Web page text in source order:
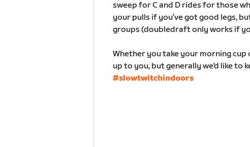
sweep for C and D rides for those
your pulls if you’ve got good legs,
groups (doubledraft only works if
Whether you take your morning
up to you, but generally we'd like to
#slowtwitchindoors